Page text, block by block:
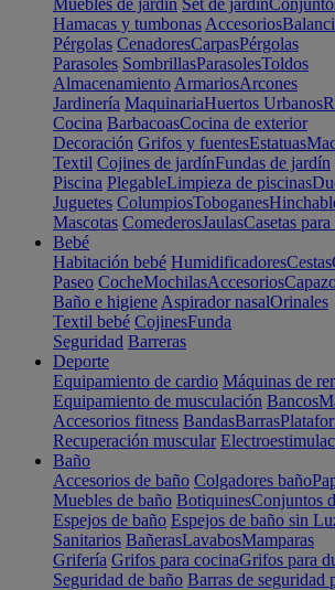
Muebles de jardín Set de jardín
Hamacas y tumbonas Accesorios
Pérgolas CenadoresCarpasPérgolas
Parasoles SombrillasParasolesToldos
Almacenamiento ArmariosArcones
Jardinería MaquinariaHuertos Urbanos
Cocina BarbacoasCocina de exterior
Decoración Grifos y fuentesEstatuas
Textil Cojines de jardínFundas de jardín
Piscina PlegableLimpieza de piscinas
Juguetes ColumpiosToboganes
Mascotas ComederosJaulasCasetas
Bebé
Habitación bebé HumidificadoresCestas
Paseo CocheMochilasAccesorios
Baño e higiene Aspirador nasalOrinales
Textil bebé CojinesFunda
Seguridad Barreras
Deporte
Equipamiento de cardio Máquinas de
Equipamiento de musculación Bancos
Accesorios fitness BandasBarras
Recuperación muscular
Baño
Accesorios de baño Colgadores baño
Muebles de baño BotiquinesConjuntos
Espejos de baño Espejos de baño sin
Sanitarios BañerasLavabosMamparas
Grifería Grifos para cocinaGrifos para
Seguridad de baño Barras de seguridad